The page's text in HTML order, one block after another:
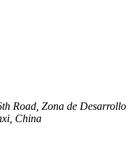
Road, Zona de Desarrollo
China